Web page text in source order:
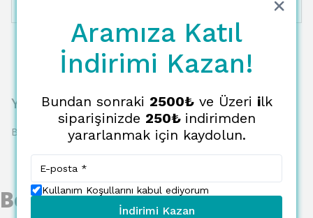
2279.51 TL
Yorumlar
Bu ürün için henüz yorum yapılmamış.
Benzer Ürünler
Aramıza Katıl
İndirimi Kazan!
Bundan sonraki 2500₺ve Üzeri ilk
siparişinizde 250₺ indirimden
yararlanmak için kaydolun.
Kullanım Koşullarını kabul ediyorum
İndirimi Kazan